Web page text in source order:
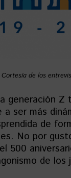
de los
generación Z
a ser más
de
No por
500
de los